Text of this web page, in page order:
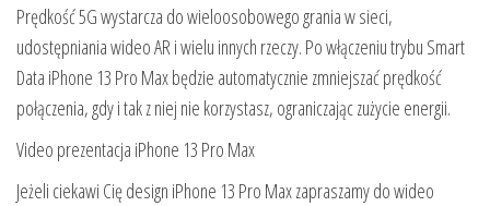
Prędkość 5G wystarcza do wieloosobowego grania w sieci,
udostępniania wideo AR i wielu innych rzeczy. Po włączeniu trybu Smart
Data iPhone 13 Pro Max będzie automatycznie zmniejszać prędkość
połączenia, gdy i tak z niej nie korzystasz, ograniczając zużycie energii.
Video prezentacja iPhone 13 Pro Max
Jeżeli ciekawi Cię design iPhone 13 Pro Max zapraszamy do wideo